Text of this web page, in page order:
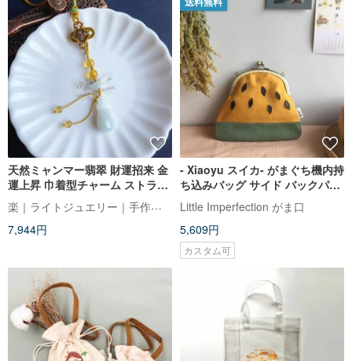
天然ミャンマー翡翠 財運招来 金
運上昇 巾着型チャーム ストラッ
プ バッグチャーム 携帯ストラッ
プ ギフト
楽｜ライトジュエリー｜手作りのエネルギー
7,944円
送料無料
- Xiaoyu スイカ- がまぐち機内持
ち込みバッグ サイド バックパッ
ク カスタマイズ ギフト 交換 ギ
フト
Little Imperfection がま口
5,609円
カスタム可